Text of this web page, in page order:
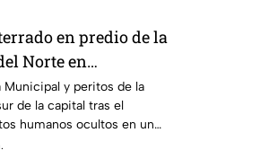
en predio de la
Norte en
Municipal y peritos de la
de la capital tras el
humanos ocultos en un